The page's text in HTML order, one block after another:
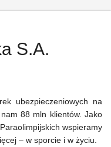
S.A.
ubezpieczeniowych na
88 mln klientów. Jako
wspieramy
– w sporcie i w życiu.